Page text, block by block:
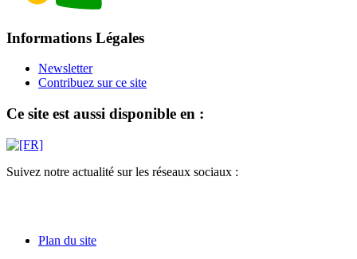
Informations Légales
Newsletter
Contribuez sur ce site
Ce site est aussi disponible en :
Suivez notre actualité sur les réseaux sociaux :
Plan du site